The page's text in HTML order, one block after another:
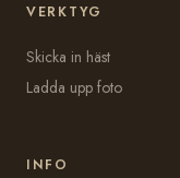
VERKTYG
Skicka in häst
Ladda upp foto
INFO